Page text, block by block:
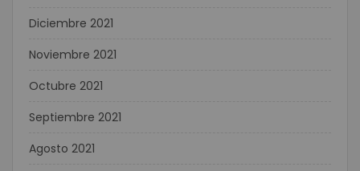
Diciembre 2021
Noviembre 2021
Octubre 2021
Septiembre 2021
Agosto 2021